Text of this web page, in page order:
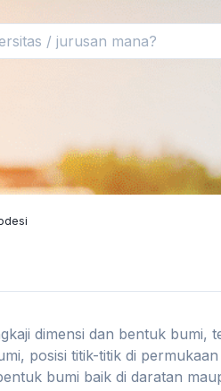
dimensi dan bentuk
posisi titik-titik di
bumi baik di daratan